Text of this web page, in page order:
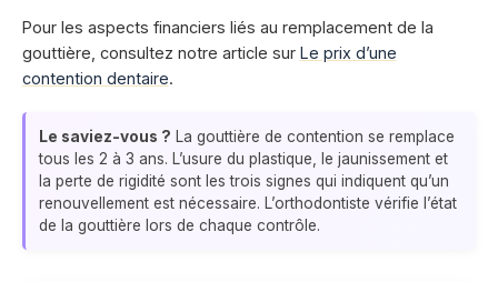
Pour les aspects financiers liés au remplacement de la
gouttière, consultez notre article sur Le prix d’une
contention dentaire.
Le saviez-vous ? La gouttière de contention se remplace
tous les 2 à 3 ans. L’usure du plastique, le jaunissement et
la perte de rigidité sont les trois signes qui indiquent qu’un
renouvellement est nécessaire. L’orthodontiste vérifie l’état
de la gouttière lors de chaque contrôle.